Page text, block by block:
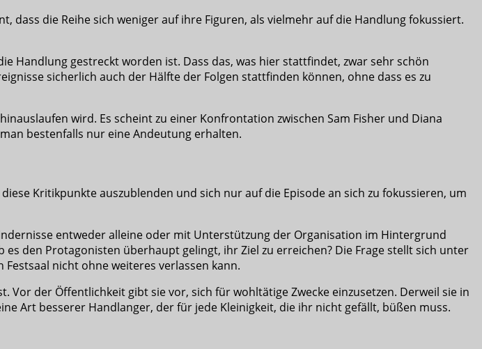
dass die Reihe sich weniger auf ihre Figuren, als vielmehr auf die Handlung fokussiert.
Handlung gestreckt worden ist. Dass das, was hier stattfindet, zwar sehr schön
sicherlich auch der Hälfte der Folgen stattfinden können, ohne dass es zu
wird. Es scheint zu einer Konfrontation zwischen Sam Fisher und Diana
bestenfalls nur eine Andeutung erhalten.
Kritikpunkte auszublenden und sich nur auf die Episode an sich zu fokussieren, um
entweder alleine oder mit Unterstützung der Organisation im Hintergrund
den Protagonisten überhaupt gelingt, ihr Ziel zu erreichen? Die Frage stellt sich unter
nicht ohne weiteres verlassen kann.
der Öffentlichkeit gibt sie vor, sich für wohltätige Zwecke einzusetzen. Derweil sie in
Art besserer Handlanger, der für jede Kleinigkeit, die ihr nicht gefällt, büßen muss.